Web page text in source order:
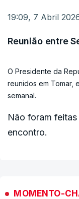
19:09, 7 Abril
Reunião entre
O Presidente da
reunidos em Tomar,
semanal.
Não foram
encontro.
MOMENTO-